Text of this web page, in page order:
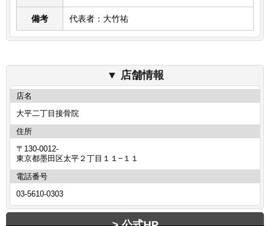
備考 代表者：大竹祐
店舗情報
店名
大平二丁目接骨院
住所
〒130-0012-
東京都墨田区太平２丁目１１−１１
電話番号
03-5610-0303